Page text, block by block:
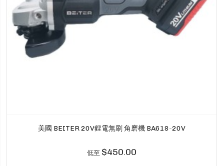
美國 BEITER 20V鋰電無刷 角磨機 BA618-20V
低至 $450.00